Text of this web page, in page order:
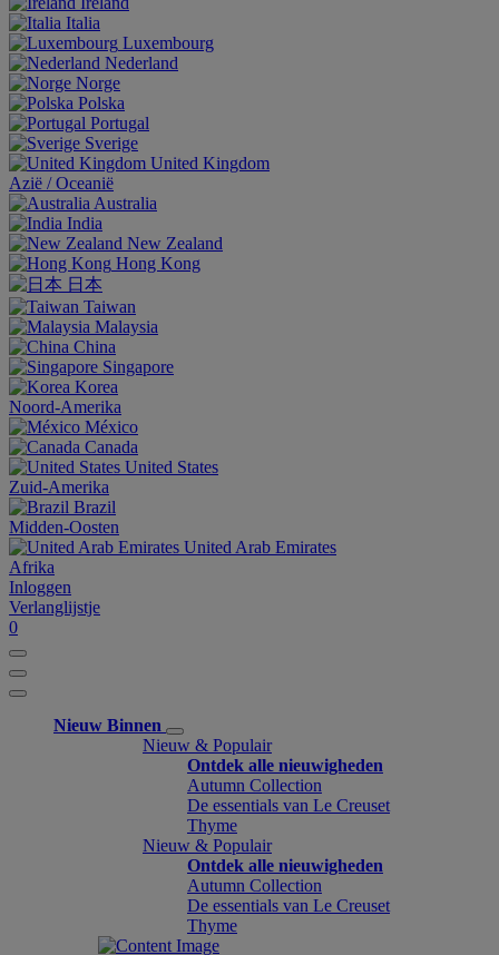
Italia
Luxembourg
Nederland
Norge
Polska
Portugal
Sverige
United Kingdom
Aziё / Oceaniё
Australia
India
New Zealand
Hong Kong
日本
Taiwan
Malaysia
China
Singapore
Korea
Noord-Amerika
México
Canada
United States
Zuid-Amerika
Brazil
Midden-Oosten
United Arab Emirates
Afrika
Inloggen
Verlanglijstje
0
Nieuw Binnen
Nieuw & Populair
Ontdek alle nieuwigheden
Autumn Collection
De essentials van Le Creuset
Thyme
Nieuw & Populair
Ontdek alle nieuwigheden
Autumn Collection
De essentials van Le Creuset
Thyme